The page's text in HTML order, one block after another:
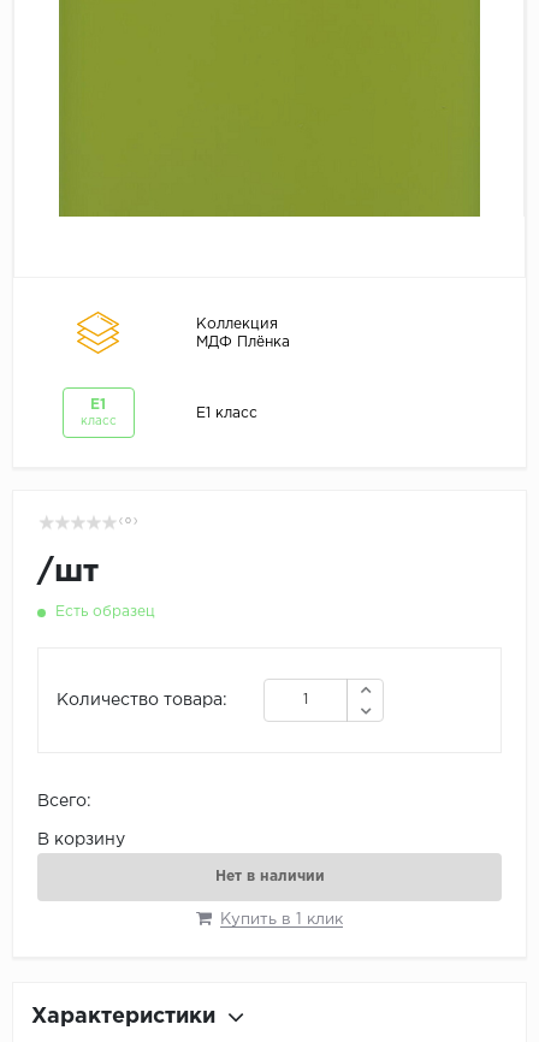
Коллекция
МДФ Плёнка
E1
класс
E1 класс
( 0 )
/шт
Есть образец
Количество товара:
Всего:
В корзину
Нет в наличии
Купить в 1 клик
Характеристики